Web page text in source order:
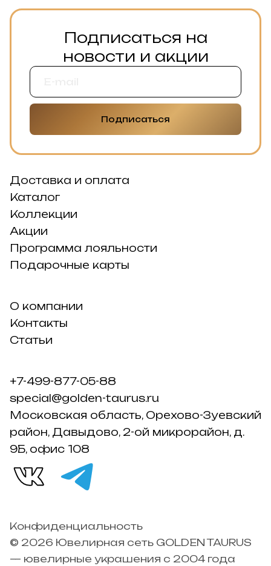
Подписаться на
новости и акции
Подписаться
Доставка и оплата
Каталог
Коллекции
Акции
Программа лояльности
Подарочные карты
О компании
Контакты
Статьи
+7-499-877-05-88
special@golden-taurus.ru
Московская область, Орехово-Зуевский
район, Давыдово, 2-ой микрорайон, д.
9Б, офис 108
Конфиденциальность
© 2026 Ювелирная сеть GOLDEN TAURUS
— ювелирные украшения с 2004 года